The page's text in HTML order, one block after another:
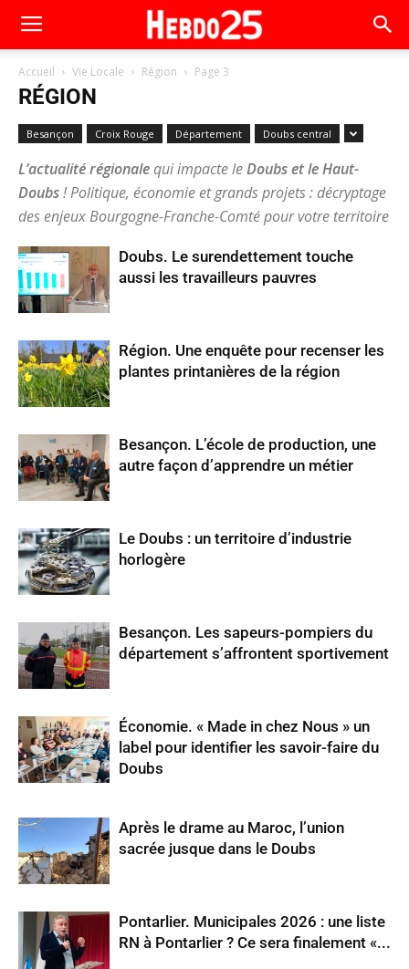
Accueil Vie Locale Région Page 3
RÉGION
Besançon Croix Rouge Département Doubs central
L’actualité régionalequi impacte leDoubs et le Haut-
Doubs! Politique, économie et grands projets : décryptage
des enjeux Bourgogne-Franche-Comté pour votre territoire
Doubs. Le surendettement touche
aussi les travailleurs pauvres
Région. Une enquête pour recenser les
plantes printanières de la région
Besançon. L’école de production, une
autre façon d’apprendre un métier
Le Doubs : un territoire d’industrie
horlogère
Besançon. Les sapeurs-pompiers du
département s’affrontent sportivement
Économie. « Made in chez Nous » un
label pour identifier les savoir-faire du
Doubs
Après le drame au Maroc, l’union
sacrée jusque dans le Doubs
Pontarlier. Municipales 2026 : une liste
RN à Pontarlier ? Ce sera finalement «...